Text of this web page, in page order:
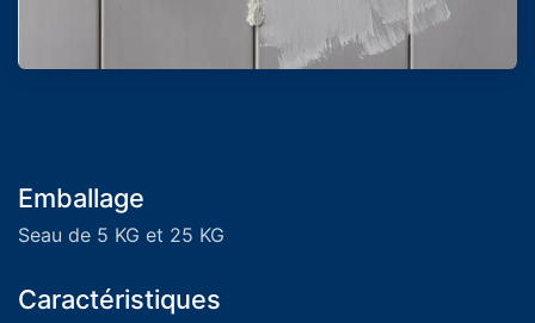
Emballage
Seau de 5 KG et 25 KG
Caractéristiques